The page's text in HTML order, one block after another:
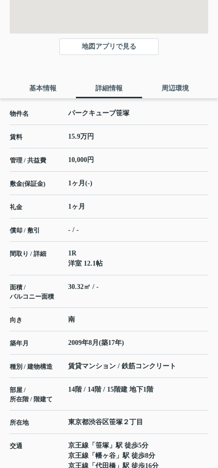
地図アプリで見る
基本情報 詳細情報 周辺環境
物件名 パークキューブ笹塚
賃料 15.9万円
管理 / 共益費 10,000円
敷金(保証金) 1ヶ月(-)
礼金 1ヶ月
償却 / 敷引 - / -
間取り / 詳細
1R
洋室 12.1帖
面積 /
バルコニー面積
30.32㎡ / -
向き 南
築年月 2009年8月(築17年)
種別 / 建物構造 賃貸マンション / 鉄筋コンクリート
部屋 /
所在階 / 階建て
14階 / 14階 / 15階建 地下1階
所在地 東京都渋谷区笹塚 ２丁目
交通 京王線 「 笹塚 」駅 徒歩5分
京王線 「 幡ヶ谷 」駅 徒歩8分
京王線 「 代田橋 」駅 徒歩16分